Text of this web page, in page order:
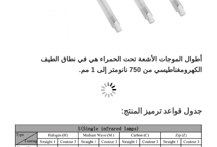
أطوال الموجات الأشعة تحت الحمراء هي في نطاق الطيف
الكهرومغناطيسي من 750 نانومتر إلى 1 مم.
جدول قواعد ترميز المنتج: